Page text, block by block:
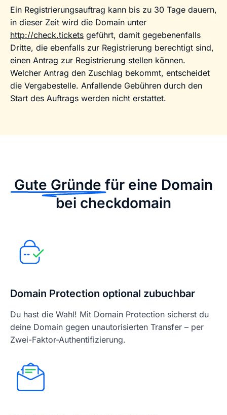
Ein Registrierungsauftrag kann bis zu 30 Tage dauern,
in dieser Zeit wird die Domain unter
http://check.tickets geführt, damit gegebenenfalls
Dritte, die ebenfalls zur Registrierung berechtigt sind,
einen Antrag zur Registrierung stellen können.
Welcher Antrag den Zuschlag bekommt, entscheidet
die Vergabestelle. Anfallende Gebühren durch den
Start des Auftrags werden nicht erstattet.
Gute Gründe für eine Domain
bei checkdomain
Domain Protection optional zubuchbar
Du hast die Wahl! Mit Domain Protection sicherst du
deine Domain gegen unautorisierten Transfer – per
Zwei-Faktor-Authentifizierung.